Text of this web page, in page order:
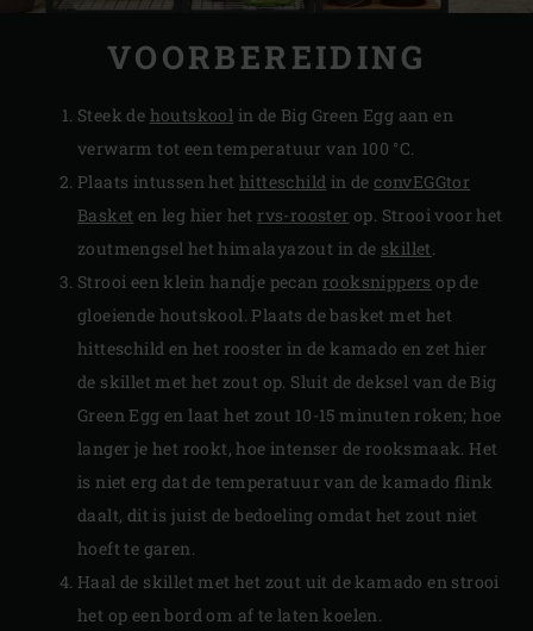
VOORBEREIDING
Steek de houtskool in de Big Green Egg aan en
verwarm tot een temperatuur van 100 °C.
Plaats intussen hethitteschild in deconvEGGtor
Basket en leg hier hetrvs-rooster op. Strooi voor het
zoutmengsel het himalayazout in de skillet.
Strooi een klein handje pecan rooksnippers op de
gloeiende houtskool. Plaats de basket met het
hitteschild en het rooster in de kamado en zet hier
de skillet met het zout op. Sluit de deksel van de Big
Green Egg en laat het zout 10-15 minuten roken; hoe
langer je het rookt, hoe intenser de rooksmaak. Het
is niet erg dat de temperatuur van de kamado flink
daalt, dit is juist de bedoeling omdat het zout niet
hoeft te garen.
Haal de skillet met het zout uit de kamado en strooi
het op een bord om af te laten koelen.